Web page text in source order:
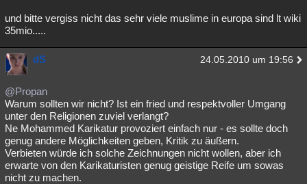
und bitte vergiss nicht das sehr viele muslime in europa sind lt wiki
35mio.....
dS 24.05.2010 um 19:56
@Propan
Warum sollten wir nicht? Ist ein fried und respektvoller Umgang
unter den Religionen zuviel verlangt?
Ne Mohammed Karikatur provoziert einfach nur - es sollte doch
genug andere Möglichkeiten geben, Kritik zu äußern.
Verbieten würde ich solche Zeichnungen nicht wollen, aber ich
erwarte von den Karikaturisten genug geistige Reife um sowas
nicht zu machen.